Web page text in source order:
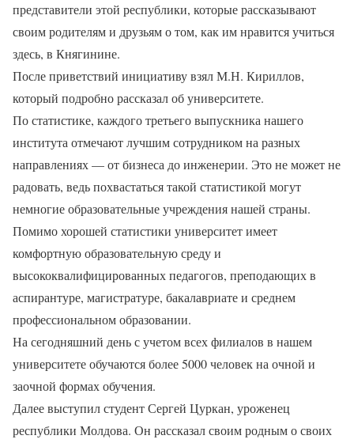
представители этой республики, которые рассказывают
своим родителям и друзьям о том, как им нравится учиться
здесь, в Княгинине.
После приветствий инициативу взял М.Н. Кириллов,
который подробно рассказал об университете.
По статистике, каждого третьего выпускника нашего
института отмечают лучшим сотрудником на разных
направлениях — от бизнеса до инженерии. Это не может не
радовать, ведь похвастаться такой статистикой могут
немногие образовательные учреждения нашей страны.
Помимо хорошей статистики университет имеет
комфортную образовательную среду и
высококвалифицированных педагогов, преподающих в
аспирантуре, магистратуре, бакалавриате и среднем
профессиональном образовании.
На сегодняшний день с учетом всех филиалов в нашем
университете обучаются более 5000 человек на очной и
заочной формах обучения.
Далее выступил студент Сергей Цуркан, уроженец
республики Молдова. Он рассказал своим родным о своих